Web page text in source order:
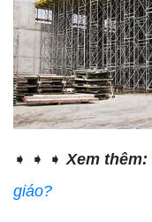
➧ ➧ ➧Xem thêm:
giáo?